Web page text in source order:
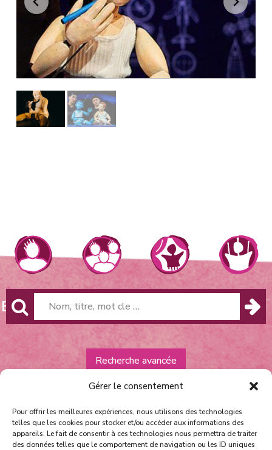
Gérer le consentement
Pour offrir les meilleures expériences, nous utilisons des technologies
telles que les cookies pour stocker et/ou accéder aux informations des
appareils. Le fait de consentir à ces technologies nous permettra de traiter
des données telles que le comportement de navigation ou les ID uniques
© Marco bleu, Théâtre de l'Œil, 2018
Recherche avancée